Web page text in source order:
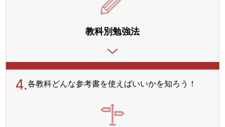
教科別勉強法
4.各教科どんな参考書を使えばいいかを知ろう！